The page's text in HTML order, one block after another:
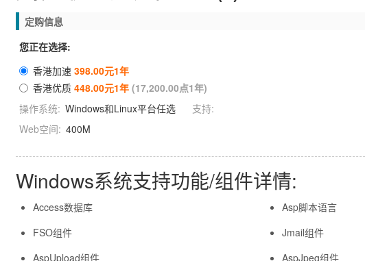
定购信息
您正在选择:
香港加速 398.00元1年
香港优质 448.00元1年 (17,200.00点1年)
操作系统: Windows和Linux平台任选
支持:
Web空间: 400M
Windows系统支持功能/组件详情:
Access数据库
Asp脚本语言
FSO组件
Jmail组件
AspUpload组件
AspJpeg组件